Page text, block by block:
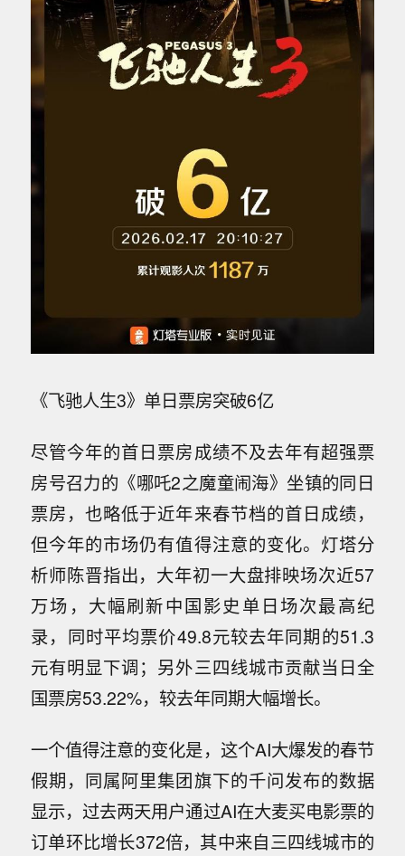
《飞驰人生3》单日票房突破6亿
尽管今年的首日票房成绩不及去年有超强票
房号召力的《哪吒2之魔童闹海》坐镇的同日
票房，也略低于近年来春节档的首日成绩，
但今年的市场仍有值得注意的变化。灯塔分
析师陈晋指出，大年初一大盘排映场次近57
万场，大幅刷新中国影史单日场次最高纪
录，同时平均票价49.8元较去年同期的51.3
元有明显下调；另外三四线城市贡献当日全
国票房53.22%，较去年同期大幅增长。
一个值得注意的变化是，这个AI大爆发的春节
假期，同属阿里集团旗下的千问发布的数据
显示，过去两天用户通过AI在大麦买电影票的
订单环比增长372倍，其中来自三四线城市的